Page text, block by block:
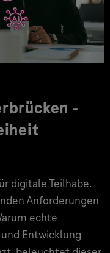
-
digitale Teilhabe.
Anforderungen
echte
Entwicklung